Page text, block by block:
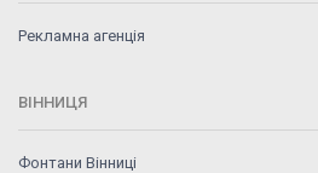
Рекламна агенція
ВІННИЦЯ
Фонтани Вінниці